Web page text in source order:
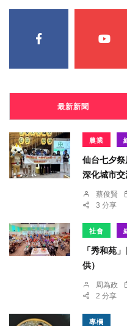
最新新聞
農業
仙台七夕
深化城市交
蔡俊賢
3 分享
社會
「秀和苑
供）
周為政
2 分享
專欄